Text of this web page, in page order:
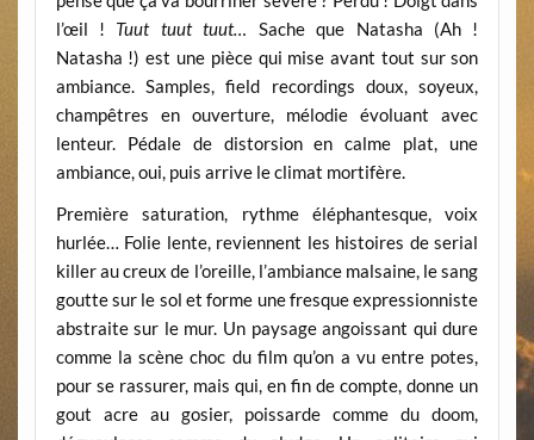
l’œil ! Tuut tuut tuut… Sache que Natasha (Ah !
Natasha !) est une pièce qui mise avant tout sur son
ambiance. Samples, field recordings doux, soyeux,
champêtres en ouverture, mélodie évoluant avec
lenteur. Pédale de distorsion en calme plat, une
ambiance, oui, puis arrive le climat mortifère.
Première saturation, rythme éléphantesque, voix
hurlée… Folie lente, reviennent les histoires de serial
killer au creux de l’oreille, l’ambiance malsaine, le sang
goutte sur le sol et forme une fresque expressionniste
abstraite sur le mur. Un paysage angoissant qui dure
comme la scène choc du film qu’on a vu entre potes,
pour se rassurer, mais qui, en fin de compte, donne un
gout acre au gosier, poissarde comme du doom,